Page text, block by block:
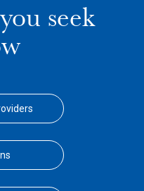
seek